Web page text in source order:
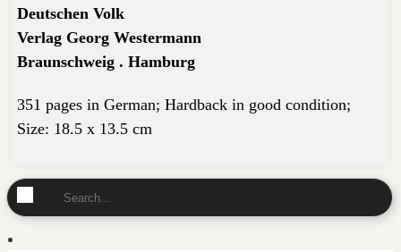
Deutschen Volk
Verlag Georg Westermann
Braunschweig . Hamburg
351 pages in German; Hardback in good condition;
Size: 18.5 x 13.5 cm